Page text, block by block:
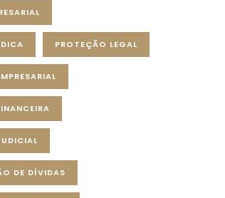
PROTEÇÃO LEGAL
DE DÍVIDAS